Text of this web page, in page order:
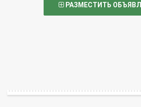
РАЗМЕСТИТЬ